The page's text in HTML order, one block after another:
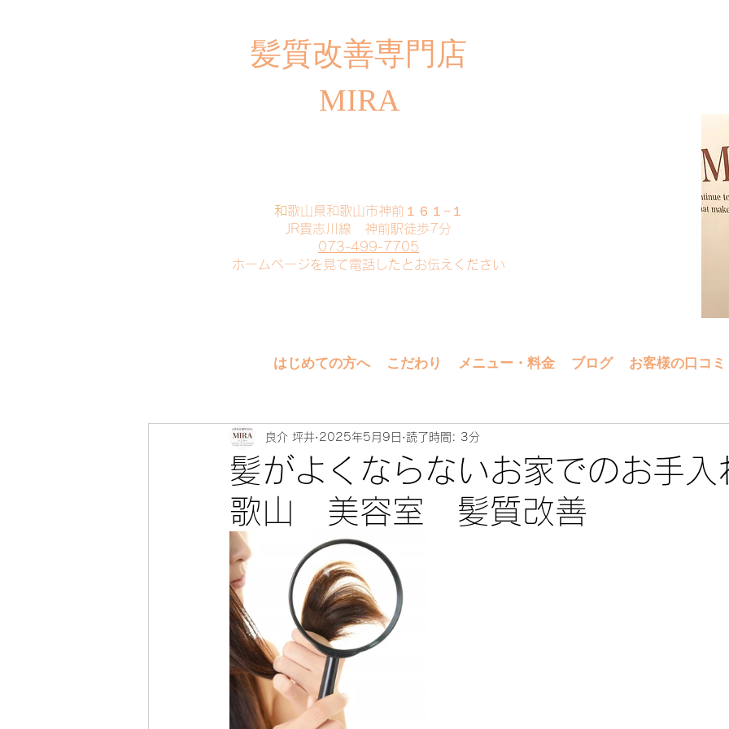
​髪質改善専門店
MIRA
​和歌山県和歌山市神前１６１−１
JR貴志川線 神前駅徒歩7分
073-499-7705
​ホームページを見て電話したとお伝えください
はじめての方へ こだわり メニュー・料金 ブログ お客様の口コミ
髪がよくならないお家でのお手
歌山 美容室 髪質改善
良介 坪井 2025年5月9日 読了時間: 3分